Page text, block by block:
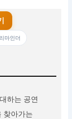
마인더
하는 공연
찾아가는